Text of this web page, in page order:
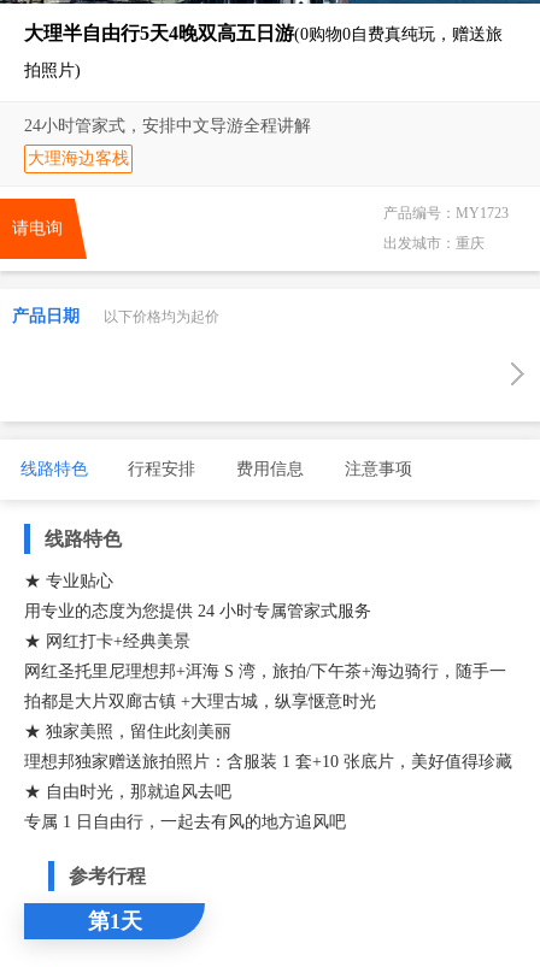
大理半自由行5天4晚双高五日游(0购物0自费真纯玩，赠送旅
拍照片)
24小时管家式，安排中文导游全程讲解
大理海边客栈
产品编号： MY1723
出发城市： 重庆
请电询
产品日期 以下价格均为起价
线路特色 行程安排 费用信息 注意事项
线路特色
★ 专业贴心
用专业的态度为您提供 24 小时专属管家式服务
★ 网红打卡+经典美景
网红圣托里尼理想邦+洱海 S 湾，旅拍/下午茶+海边骑行，随手一
拍都是大片双廊古镇 +大理古城，纵享惬意时光
★ 独家美照，留住此刻美丽
理想邦独家赠送旅拍照片：含服装 1 套+10 张底片，美好值得珍藏
★ 自由时光，那就追风去吧
专属 1 日自由行，一起去有风的地方追风吧
参考行程
第1天